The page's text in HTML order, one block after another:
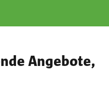
Angebote,